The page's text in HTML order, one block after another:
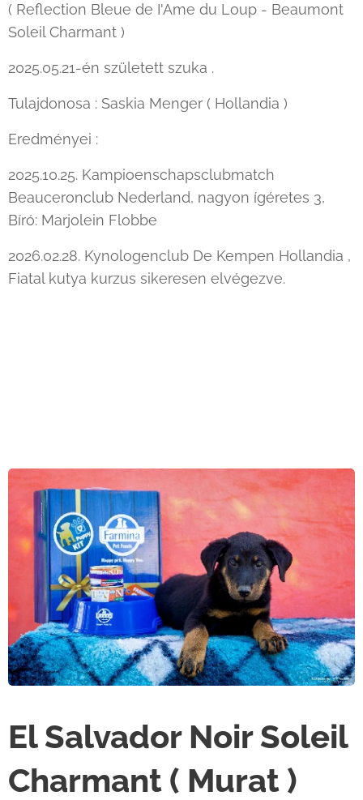
( Reflection Bleue de I'Ame du Loup - Beaumont
Soleil Charmant )
2025.05.21-én született szuka .
Tulajdonosa : Saskia Menger ( Hollandia )
Eredményei :
2025.10.25. Kampioenschapsclubmatch
Beauceronclub Nederland, nagyon ígéretes 3,
Bíró: Marjolein Flobbe
2026.02.28. Kynologenclub De Kempen Hollandia ,
Fiatal kutya kurzus sikeresen elvégezve.
El Salvador Noir Soleil
Charmant ( Murat )